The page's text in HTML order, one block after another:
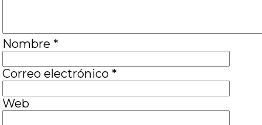
Nombre *
Correo electrónico *
Web